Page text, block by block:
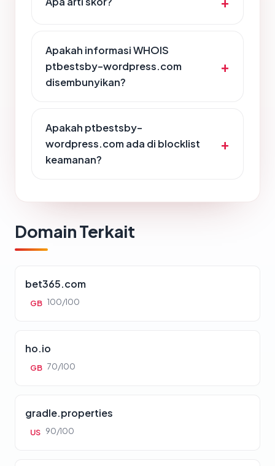
Apakah informasi WHOIS
ptbestsby-wordpress.com
disembunyikan?
Apakah ptbestsby-
wordpress.com ada di blocklist
keamanan?
Domain Terkait
bet365.com
GB 100/100
ho.io
GB 70/100
gradle.properties
US 90/100